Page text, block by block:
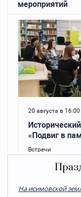
На исимовской